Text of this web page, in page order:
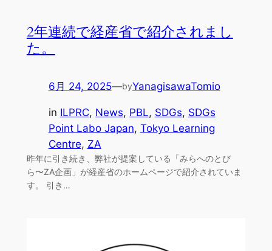
2年連続で経産省で紹介されまし
た。
6月 24, 2025—byYanagisawaTomio
in ILPRC, News, PBL, SDGs, SDGs
Point Labo Japan, Tokyo Learning
Centre, ZA
昨年に引き続き、弊社が提案している「みらへのとび
ら〜ZA企画」が経産省のホームページで紹介されていま
す。 引き…